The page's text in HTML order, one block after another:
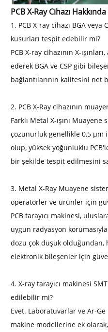
PCB X-Ray Cihazı
1. PCB X-ray cihazı BGA
kusurları tespit edebilir mi?
PCB X-ray cihazının X-
ederek BGA ve CSP gibi
bağlantılarının kalitesini net
2. PCB X-Ray cihazının
Farklı Metal X-ışını
çözünürlük genellikle 0,5 μm
olup, yüksek yoğunluklu
bir şekilde tespit edilmesini
3. Metal X-Ray Muayene
operatörler ve ürünler için
PCB tarayıcı makinesi,
uygun radyasyon
dozu çok düşük
elektronik bileşenler için
4. X-ray tarayıcı makinesi
edilebilir mi?
Evet. Laboratuvarlar ve Ar-Ge
makine modellerine ek